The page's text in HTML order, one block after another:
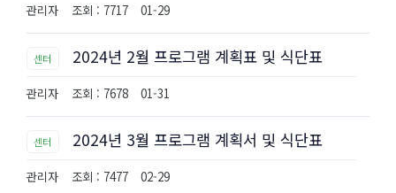
관리자 조회 : 7717 01-29
센터 2024년 2월 프로그램 계획표 및 식단표
관리자 조회 : 7678 01-31
센터 2024년 3월 프로그램 계획서 및 식단표
관리자 조회 : 7477 02-29